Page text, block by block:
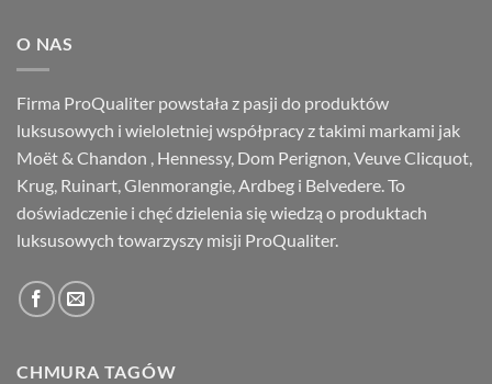
O NAS
Firma ProQualiter powstała z pasji do produktów
luksusowych i wieloletniej współpracy z takimi markami jak
Moët & Chandon , Hennessy, Dom Perignon, Veuve Clicquot,
Krug, Ruinart, Glenmorangie, Ardbeg i Belvedere. To
doświadczenie i chęć dzielenia się wiedzą o produktach
luksusowych towarzyszy misji ProQualiter.
CHMURA TAGÓW